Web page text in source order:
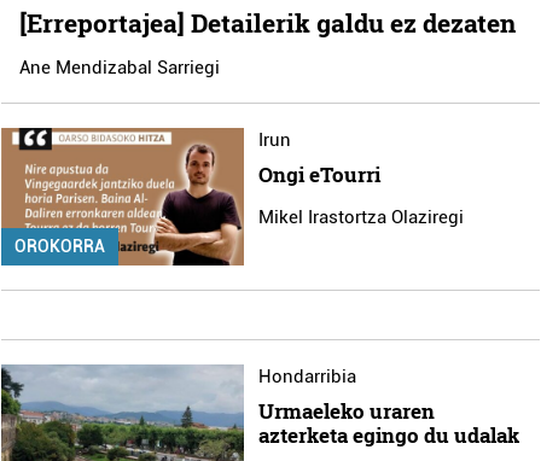
[Erreportajea] Detailerik galdu ez dezaten
Ane Mendizabal Sarriegi
OROKORRA
Irun
Ongi eTourri
Mikel Irastortza Olaziregi
Hondarribia
Urmaeleko uraren
azterketa egingo du udalak